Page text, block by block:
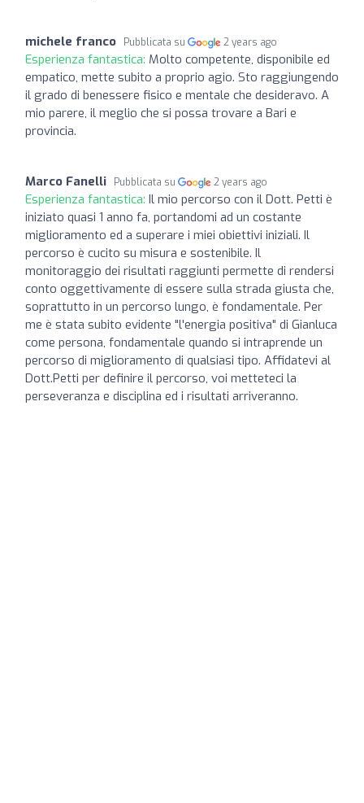
michele franco Pubblicata su 2 years ago
Esperienza fantastica: Molto competente, disponibile ed
empatico, mette subito a proprio agio. Sto raggiungendo
il grado di benessere fisico e mentale che desideravo. A
mio parere, il meglio che si possa trovare a Bari e
provincia.
Marco Fanelli Pubblicata su 2 years ago
Esperienza fantastica: Il mio percorso con il Dott. Petti è
iniziato quasi 1 anno fa, portandomi ad un costante
miglioramento ed a superare i miei obiettivi iniziali. Il
percorso è cucito su misura e sostenibile. Il
monitoraggio dei risultati raggiunti permette di rendersi
conto oggettivamente di essere sulla strada giusta che,
soprattutto in un percorso lungo, è fondamentale. Per
me è stata subito evidente "l'energia positiva" di Gianluca
come persona, fondamentale quando si intraprende un
percorso di miglioramento di qualsiasi tipo. Affidatevi al
Dott.Petti per definire il percorso, voi metteteci la
perseveranza e disciplina ed i risultati arriveranno.